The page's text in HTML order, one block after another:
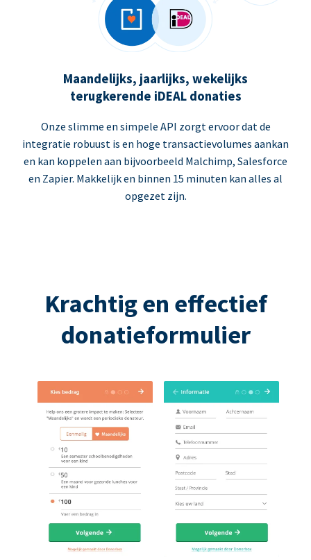
Maandelijks, jaarlijks, wekelijks
terugkerende iDEAL donaties
Onze slimme en simpele API zorgt ervoor dat de
integratie robuust is en hoge transactievolumes aankan
en kan koppelen aan bijvoorbeeld Malchimp, Salesforce
en Zapier. Makkelijk en binnen 15 minuten kan alles al
opgezet zijn.
Krachtig en effectief
donatieformulier